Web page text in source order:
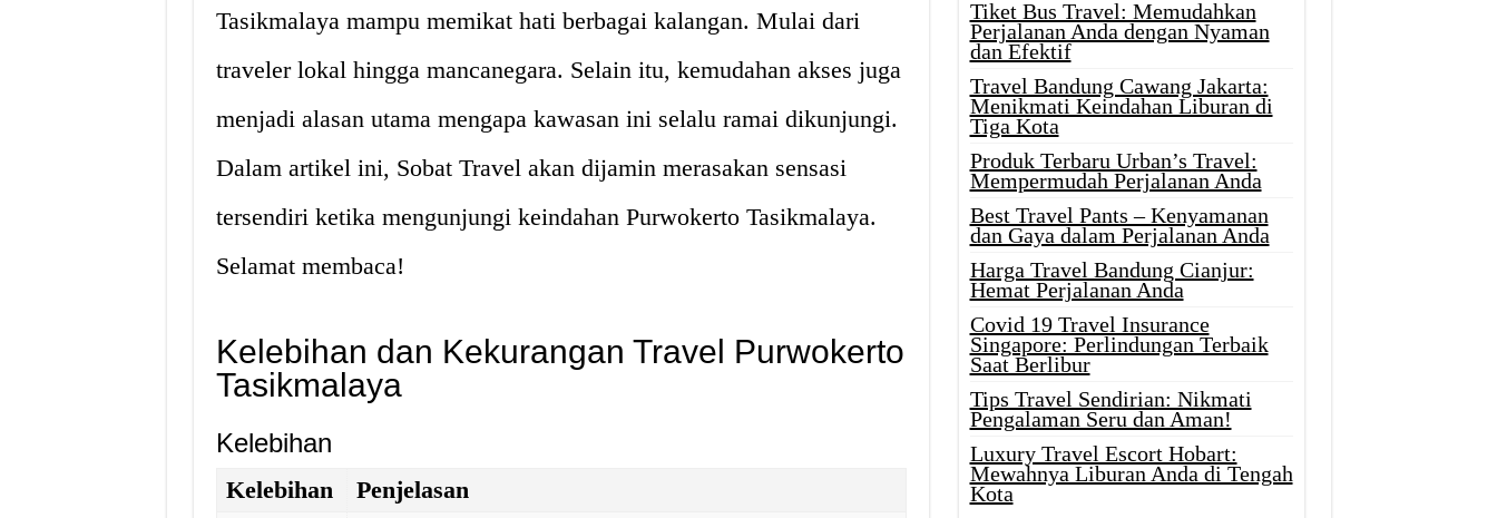
Tasikmalaya mampu memikat hati berbagai kalangan. Mulai dari
traveler lokal hingga mancanegara. Selain itu, kemudahan akses juga
menjadi alasan utama mengapa kawasan ini selalu ramai dikunjungi.
Dalam artikel ini, Sobat Travel akan dijamin merasakan sensasi
tersendiri ketika mengunjungi keindahan Purwokerto Tasikmalaya.
Selamat membaca!
Kelebihan dan Kekurangan Travel Purwokerto
Tasikmalaya
Kelebihan
Kelebihan Penjelasan
Tiket Bus Travel: Memudahkan
Perjalanan Anda dengan Nyaman
dan Efektif
Travel Bandung Cawang Jakarta:
Menikmati Keindahan Liburan di
Tiga Kota
Produk Terbaru Urban’s Travel:
Mempermudah Perjalanan Anda
Best Travel Pants – Kenyamanan
dan Gaya dalam Perjalanan Anda
Harga Travel Bandung Cianjur:
Hemat Perjalanan Anda
Covid 19 Travel Insurance
Singapore: Perlindungan Terbaik
Saat Berlibur
Tips Travel Sendirian: Nikmati
Pengalaman Seru dan Aman!
Luxury Travel Escort Hobart:
Mewahnya Liburan Anda di Tengah
Kota